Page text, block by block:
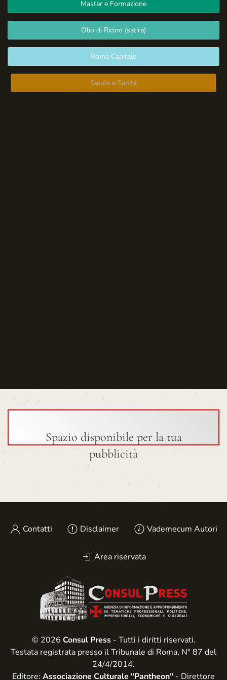
Master e Formazione
Olio di Ricino (satira)
Roma Capitale
Salute e Sanità
Spazio disponibile per la tua
pubblicità
Contatti Disclaimer Vademecum Autori
Area riservata
© 2026 Consul Press- Tutti i diritti riservati.
Testata registrata presso il Tribunale di Roma, N° 87 del
24/4/2014.
Editore: Associazione Culturale "Pantheon" - Direttore